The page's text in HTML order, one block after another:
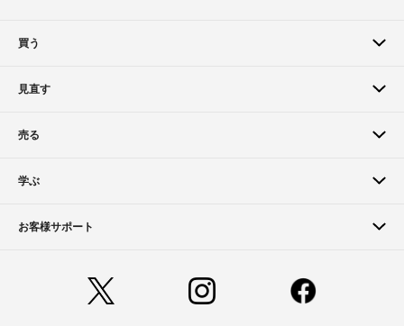
買う
見直す
売る
学ぶ
お客様サポート